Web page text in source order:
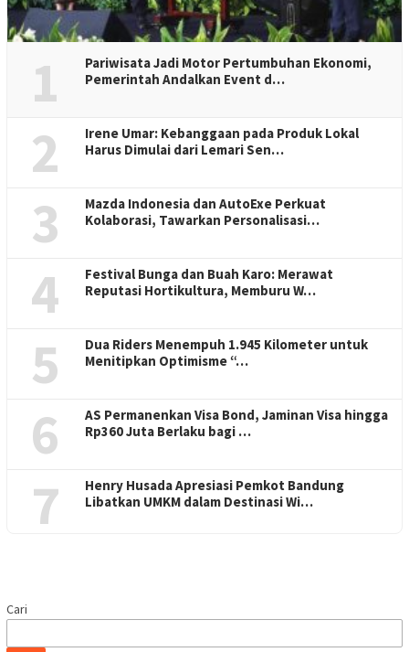
1
Pariwisata Jadi Motor Pertumbuhan Ekonomi,
Pemerintah Andalkan Event d…
2
Irene Umar: Kebanggaan pada Produk Lokal
Harus Dimulai dari Lemari Sen…
3
Mazda Indonesia dan AutoExe Perkuat
Kolaborasi, Tawarkan Personalisasi…
4
Festival Bunga dan Buah Karo: Merawat
Reputasi Hortikultura, Memburu W…
5
Dua Riders Menempuh 1.945 Kilometer untuk
Menitipkan Optimisme “…
6
AS Permanenkan Visa Bond, Jaminan Visa hingga
Rp360 Juta Berlaku bagi …
7
Henry Husada Apresiasi Pemkot Bandung
Libatkan UMKM dalam Destinasi Wi…
Cari